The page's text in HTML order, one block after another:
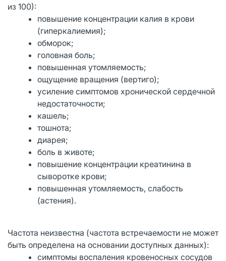
из 100):
повышение концентрации калия в крови
(гиперкалиемия);
обморок;
головная боль;
повышенная утомляемость;
ощущение вращения (вертиго);
усиление симптомов хронической сердечной
недостаточности;
кашель;
тошнота;
диарея;
боль в животе;
повышение концентрации креатинина в
сыворотке крови;
повышенная утомляемость, слабость
(астения).
Частота неизвестна (частота встречаемости не может
быть определена на основании доступных данных):
симптомы воспаления кровеносных сосудов